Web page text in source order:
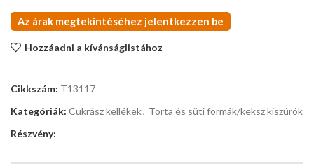
Az árak megtekintéséhez jelentkezzen be
Hozzáadni a kívánságlistához
Cikkszám: T13117
Kategóriák: Cukrász kellékek, Torta és süti formák/keksz kiszúrók
Részvény: